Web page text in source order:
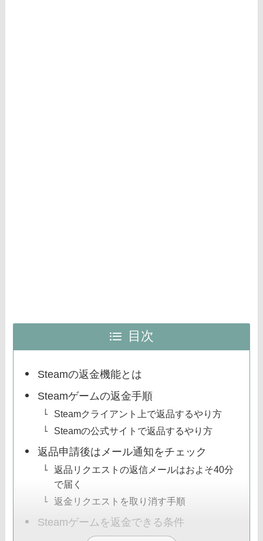
目次
Steamの返金機能とは
Steamゲームの返金手順
Steamクライアント上で返品するやり方
Steamの公式サイトで返品するやり方
返品申請後はメール通知をチェック
返品リクエストの返信メールはおよそ40分
で届く
返金リクエストを取り消す手順
Steamゲームを返金できる条件